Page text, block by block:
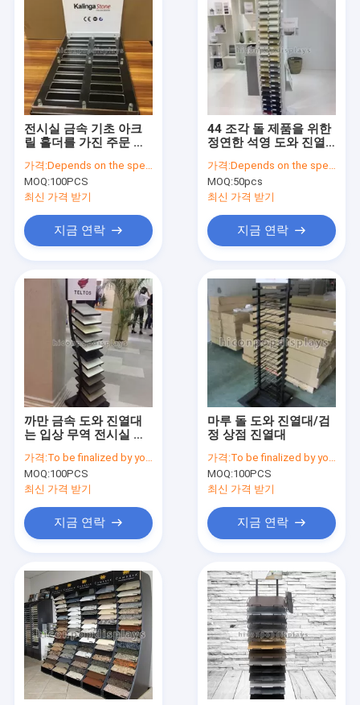
Products
About Us
Factory Tour
Quality Control
Request A Quote
신발 디스플레이 걸이
화장품 디스플레이 스탠드
옷가게 정착물
도와 진열대
전시실 금속 기초 아크
릴 홀더를 가진 주문 돌
가격:Depends on the specification
MOQ:100PCS
최신 가격 받기
지금 연락
44 조각 돌 제품을 위한
정연한 석영 도와 진열
가격:Depends on the specification
MOQ:50pcs
최신 가격 받기
지금 연락
까만 금속 도와 진열대
는 입상 무역 전시실 진
가격:To be finalized by your needs
MOQ:100PCS
최신 가격 받기
지금 연락
마루 돌 도와 진열대/검
정 상점 진열대
가격:To be finalized by your needs
MOQ:100PCS
최신 가격 받기
지금 연락